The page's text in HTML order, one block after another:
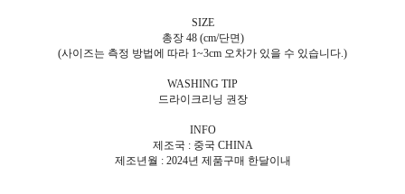
SIZE
총장 48 (cm/단면)
(사이즈는 측정 방법에 따라 1~3cm 오차가 있을 수 있습니다.)
WASHING TIP
드라이크리닝 권장
INFO
제조국 : 중국 CHINA
제조년월 : 2024년 제품구매 한달이내